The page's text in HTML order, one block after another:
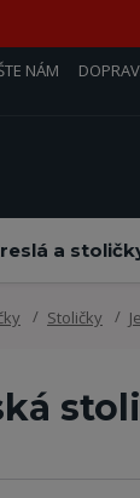
NÁM
a
Stoličky